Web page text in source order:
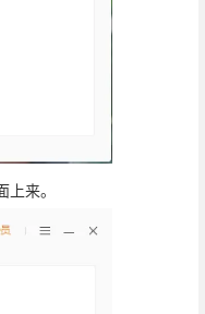
来。